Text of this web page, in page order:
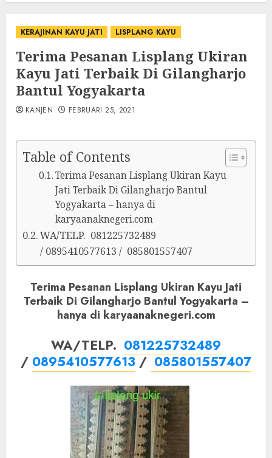
KERAJINAN KAYU JATI LISPLANG KAYU
Terima Pesanan Lisplang Ukiran
Kayu Jati Terbaik Di Gilangharjo
Bantul Yogyakarta
KANJEN FEBRUARI 25, 2021
Table of Contents
Terima Pesanan Lisplang Ukiran Kayu
Jati Terbaik Di Gilangharjo Bantul
Yogyakarta – hanya di
karyaanaknegeri.com
WA/TELP. 081225732489
/ 0895410577613 / 085801557407
Terima Pesanan Lisplang Ukiran Kayu Jati
Terbaik Di Gilangharjo Bantul Yogyakarta –
hanya di karyaanaknegeri.com
WA/TELP. 081225732489
/ 0895410577613/085801557407